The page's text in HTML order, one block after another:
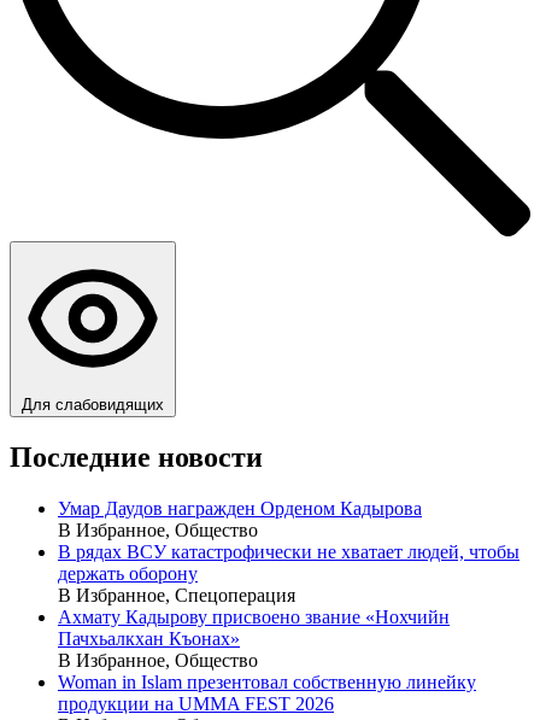
Для слабовидящих
Последние новости
Умар Даудов награжден Орденом Кадырова
В Избранное, Общество
В рядах ВСУ катастрофически не хватает людей, чтобы
держать оборону
В Избранное, Спецоперация
Ахмату Кадырову присвоено звание «Нохчийн
Пачхьалкхан Къонах»
В Избранное, Общество
Woman in Islam презентовал собственную линейку
продукции на UMMA FEST 2026